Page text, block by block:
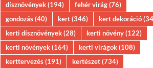
dísznövények(194) fehér virág(76)
gondozás(40) kert(346) kert dekoráció
kerti dísznövények(28) kerti növény(122)
kerti növények(164) kerti virágok(108)
kerttervezés(191) kertészet(734)